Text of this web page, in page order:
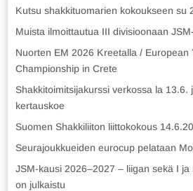
Kutsu shakkituomarien kokoukseen su
Muista ilmoittautua III divisioonaan
Nuorten EM 2026 Kreetalla / European
Championship in Crete
Shakkitoimitsijakurssi verkossa la 13.6.
kertauskoe
Suomen Shakkiliiton liittokokous
Seurajoukkueiden eurocup pelataan
JSM-kausi 2026–2027 – liigan sekä I
on julkaistu